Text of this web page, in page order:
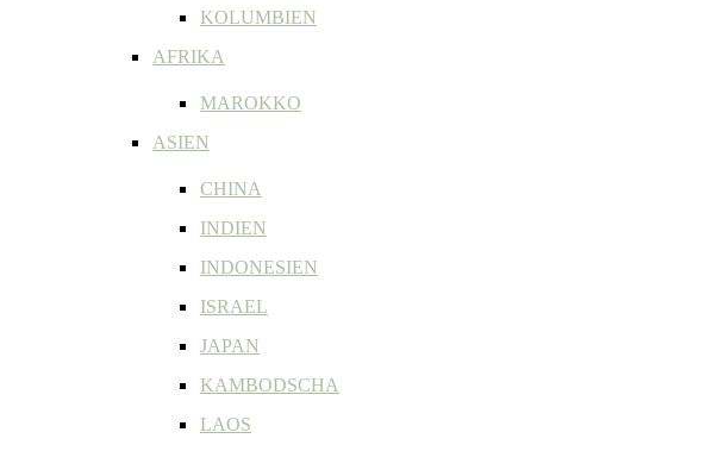
KOLUMBIEN
AFRIKA
MAROKKO
ASIEN
CHINA
INDIEN
INDONESIEN
ISRAEL
JAPAN
KAMBODSCHA
LAOS